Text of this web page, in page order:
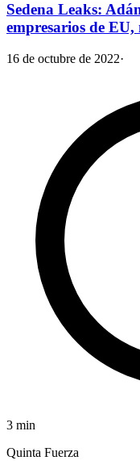
Sedena Leaks:
empresarios de
16 de octubre de 2022·
3 min
Quinta Fuerza